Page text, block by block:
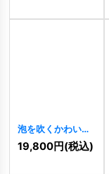
泡を吹くかわいい
象のロゴ [11492]
19,800円(税込)